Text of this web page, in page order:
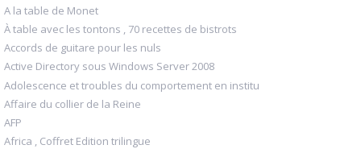
A la table de Monet
À table avec les tontons , 70 recettes de bistrots
Accords de guitare pour les nuls
Active Directory sous Windows Server 2008
Adolescence et troubles du comportement en institu
Affaire du collier de la Reine
AFP
Africa , Coffret Edition trilingue